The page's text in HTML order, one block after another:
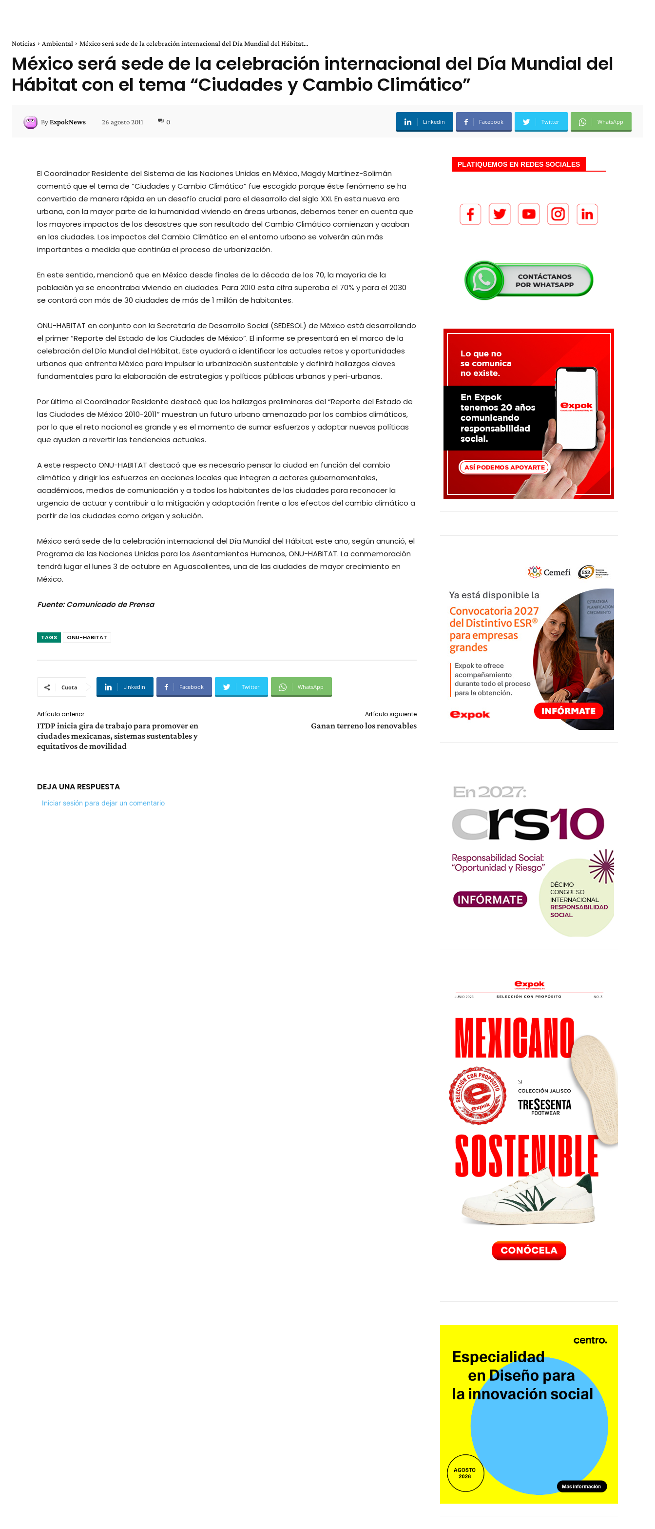
Noticias Ambiental México será sede de la celebración internacional del Día Mundial del Hábitat...
México será sede de la celebración internacional del Día Mundial del
Hábitat con el tema “Ciudades y Cambio Climático”
ByExpokNews 26 agosto 2011 0 Linkedin Facebook Twitter WhatsApp
El Coordinador Residente del Sistema de las Naciones Unidas en México, Magdy Martínez-Solimán
comentó que el tema de “Ciudades y Cambio Climático” fue escogido porque éste fenómeno se ha
convertido de manera rápida en un desafío crucial para el desarrollo del siglo XXI. En esta nueva era
urbana, con la mayor parte de la humanidad viviendo en áreas urbanas, debemos tener en cuenta que
los mayores impactos de los desastres que son resultado del Cambio Climático comienzan y acaban
en las ciudades. Los impactos del Cambio Climático en el entorno urbano se volverán aún más
importantes a medida que continúa el proceso de urbanización.
En este sentido, mencionó que en México desde finales de la década de los 70, la mayoría de la
población ya se encontraba viviendo en ciudades. Para 2010 esta cifra superaba el 70% y para el 2030
se contará con más de 30 ciudades de más de 1 millón de habitantes.
ONU-HABITAT en conjunto con la Secretaría de Desarrollo Social (SEDESOL) de México está desarrollando
el primer “Reporte del Estado de las Ciudades de México”. El informe se presentará en el marco de la
celebración del Día Mundial del Hábitat. Este ayudará a identificar los actuales retos y oportunidades
urbanos que enfrenta México para impulsar la urbanización sustentable y definirá hallazgos claves
fundamentales para la elaboración de estrategias y políticas públicas urbanas y peri-urbanas.
Por último el Coordinador Residente destacó que los hallazgos preliminares del “Reporte del Estado de
las Ciudades de México 2010-2011” muestran un futuro urbano amenazado por los cambios climáticos,
por lo que el reto nacional es grande y es el momento de sumar esfuerzos y adoptar nuevas políticas
que ayuden a revertir las tendencias actuales.
A este respecto ONU-HABITAT destacó que es necesario pensar la ciudad en función del cambio
climático y dirigir los esfuerzos en acciones locales que integren a actores gubernamentales,
académicos, medios de comunicación y a todos los habitantes de las ciudades para reconocer la
urgencia de actuar y contribuir a la mitigación y adaptación frente a los efectos del cambio climático a
partir de las ciudades como origen y solución.
México será sede de la celebración internacional del Día Mundial del Hábitat este año, según anunció, el
Programa de las Naciones Unidas para los Asentamientos Humanos, ONU-HABITAT. La conmemoración
tendrá lugar el lunes 3 de octubre en Aguascalientes, una de las ciudades de mayor crecimiento en
México.
Fuente: Comunicado de Prensa
TAGS ONU-HABITAT
Cuota Linkedin Facebook Twitter WhatsApp
Artículo anterior
ITDP inicia gira de trabajo para promover en
ciudades mexicanas, sistemas sustentables y
equitativos de movilidad
Artículo siguiente
Ganan terreno los renovables
DEJA UNA RESPUESTA
Iniciar sesión para dejar un comentario
PLATIQUEMOS EN REDES SOCIALES